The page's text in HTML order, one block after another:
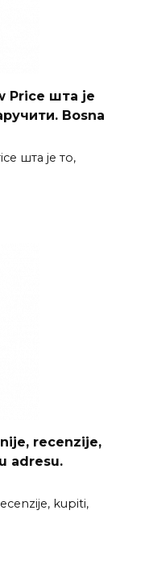
Price шта је
Bosna
шта је то,
recenzije,
adresu.
kupiti,